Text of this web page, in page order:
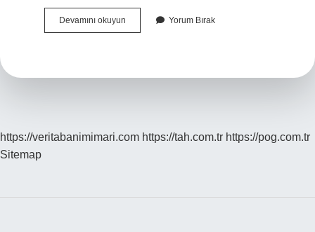
Devamını okuyun Azerbaycan
Katık
Yorum Bırak
https://veritabanimimari.com https://tah.com.tr https://pog.com.tr
Sitemap